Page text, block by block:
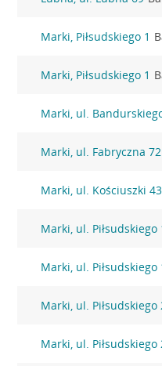
Marki, Piłsudskiego 1
Marki, Piłsudskiego 1
Marki, ul.
Marki, ul. Fabryczna 72
Marki, ul. Kościuszki 43
Marki, ul. Piłsudskiego
Marki, ul. Piłsudskiego
Marki, ul. Piłsudskiego
Marki, ul. Piłsudskiego